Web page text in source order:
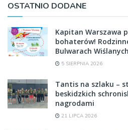
OSTATNIO DODANE
Kapitan Warszawa
bohaterów!
Bulwarach
5 SIERPNIA 2026
Tantis na szlaku –
beskidzkich
nagrodami
21 LIPCA 2026